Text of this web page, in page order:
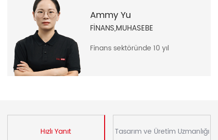
Ammy Yu
FİNANS,MUHASEBE
Finans sektöründe 10 yıl
Hızlı Yanıt Tasarım ve Üretim Uzmanlığı